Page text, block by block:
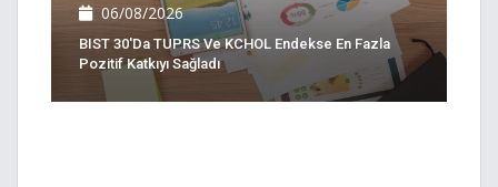
06/08/2026
BIST 30'da TUPRS Ve KCHOL Endekse En Fazla
Pozitif Katkıyı Sağladı